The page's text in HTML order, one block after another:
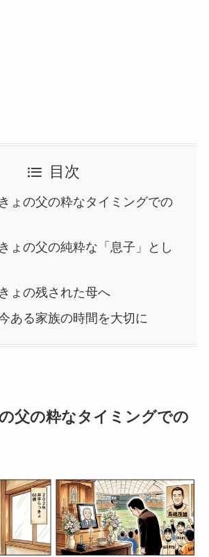
目次
ょの父の粋なタイミングでの
ょの父の純粋な「息子」とし
ょの残された母へ
ある家族の時間を大切に
父の粋なタイミングでの